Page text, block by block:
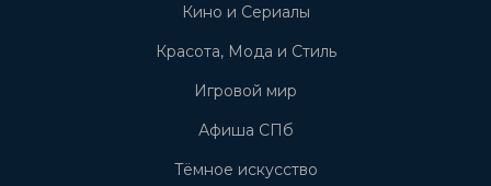
Кино и Сериалы
Красота, Мода и Стиль
Игровой мир
Афиша СПб
Тёмное искусство